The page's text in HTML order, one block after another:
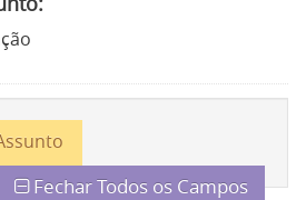
Fechar Todos os Campos